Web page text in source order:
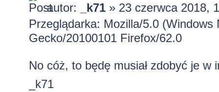
autor: _k71» 23 czerwca 2018,
Przeglądarka: Mozilla/5.0
Gecko/20100101 Firefox/62.0
No cóż, to będę musiał zdobyć je
_k71